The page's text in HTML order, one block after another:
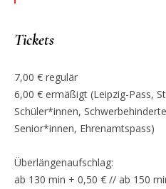
Tickets
7,00 € regulär
6,00 € ermäßigt (Leipzig-Pass,
Schüler*innen,
Senior*innen, Ehrenamtspass)
Überlängenaufschlag:
ab 130 min + 0,50 € // ab 150